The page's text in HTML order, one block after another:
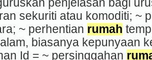
penjelasan bagi
sekuriti atau komoditi; ~
~ perhentian rumah
biasanya kepunyaan
Id = ~ persinggahan